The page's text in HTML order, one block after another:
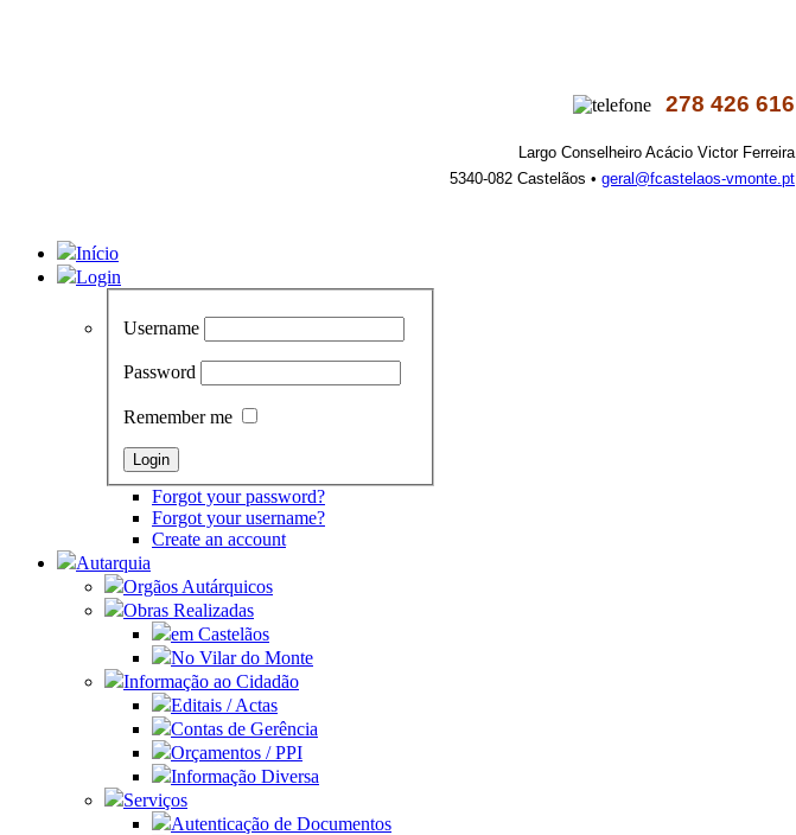
278 426 616
Largo Conselheiro Acácio Victor Ferreira
5340-082 Castelãos • geral@fcastelaos-vmonte.pt
Início
Login
Username
Password
Remember me
Forgot your password?
Forgot your username?
Create an account
Autarquia
Orgãos Autárquicos
Obras Realizadas
em Castelãos
No Vilar do Monte
Informação ao Cidadão
Editais / Actas
Contas de Gerência
Orçamentos / PPI
Informação Diversa
Serviços
Autenticação de Documentos